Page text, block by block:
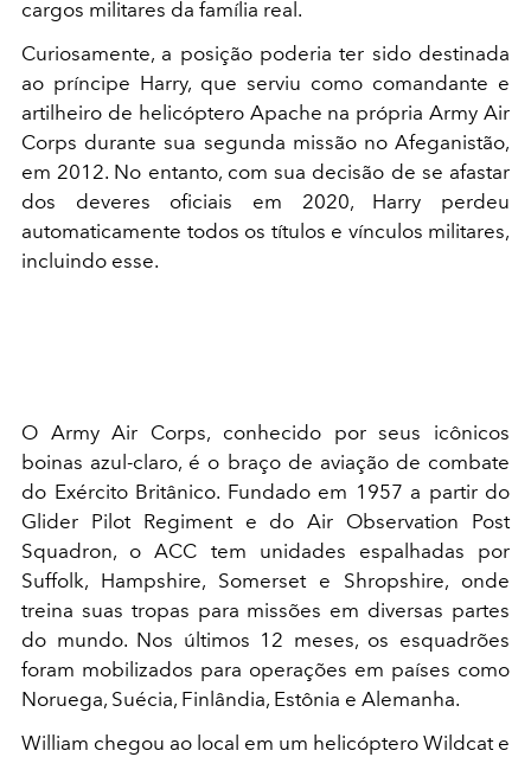
cargos militares da família real.
Curiosamente, a posição poderia ter sido destinada
ao príncipe Harry, que serviu como comandante e
artilheiro de helicóptero Apache na própria Army Air
Corps durante sua segunda missão no Afeganistão,
em 2012. No entanto, com sua decisão de se afastar
dos deveres oficiais em 2020, Harry perdeu
automaticamente todos os títulos e vínculos militares,
incluindo esse.
O Army Air Corps, conhecido por seus icônicos
boinas azul-claro, é o braço de aviação de combate
do Exército Britânico. Fundado em 1957 a partir do
Glider Pilot Regiment e do Air Observation Post
Squadron, o ACC tem unidades espalhadas por
Suffolk, Hampshire, Somerset e Shropshire, onde
treina suas tropas para missões em diversas partes
do mundo. Nos últimos 12 meses, os esquadrões
foram mobilizados para operações em países como
Noruega, Suécia, Finlândia, Estônia e Alemanha.
William chegou ao local em um helicóptero Wildcat e